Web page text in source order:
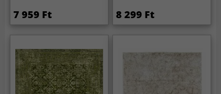
7 959 Ft 8 299 Ft